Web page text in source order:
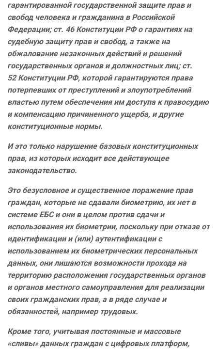
гарантированной государственной защите прав и
свобод человека и гражданина в Российской
Федерации; ст. 46 Конституции РФ о гарантиях на
судебную защиту прав и свобод, а также на
обжалование незаконных действий и решений
государственных органов и должностных лиц; ст.
52 Конституции РФ, которой гарантируются права
потерпевших от преступлений и злоупотреблений
властью путем обеспечения им доступа к правосудию
и компенсацию причиненного ущерба, и другие
конституционные нормы.
И это только нарушение базовых конституционных
прав, из которых исходит все действующее
законодательство.
Это безусловное и существенное поражение прав
граждан, которые не сдавали биометрию, их нет в
системе ЕБС и они в целом против сдачи и
использования их биометрии, поскольку при отказе от
идентификации и (или) аутентификации с
использованием их биометрических персональных
данных, они лишаются возможности прохода на
территорию расположения государственных органов
и органов местного самоуправления для реализации
своих гражданских прав, а в ряде случае и
обязанностей, например трудовых.
Кроме того, учитывая постоянные и массовые
«сливы» данных граждан с цифровых платформ,